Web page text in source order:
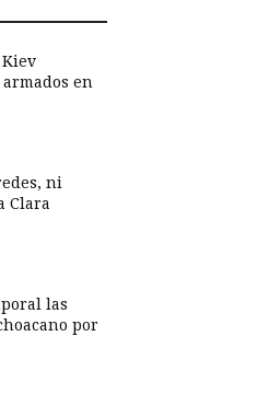
Kiev
en
ni
Clara
las
por